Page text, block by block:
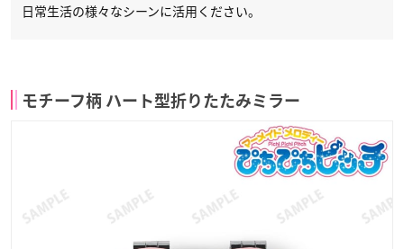
日常生活の様々なシーンに活用ください。
モチーフ柄 ハート型折りたたみミラー